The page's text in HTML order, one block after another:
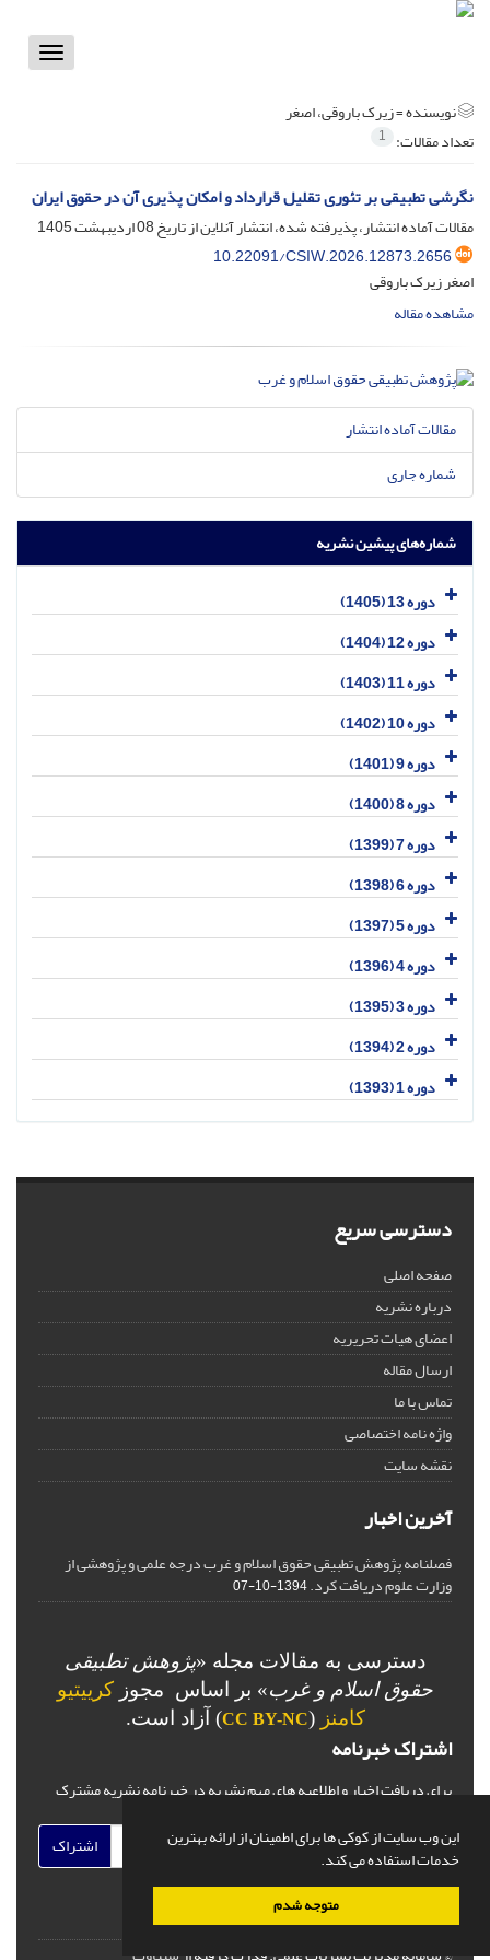
این وب سایت از کوکی ها برای اطمینان از ارائه بهترین
خدمات استفاده می کند.
متوجه شدم
Toggle
نویسنده =زیرک باروقی، اصغر
تعداد مقالات: 1
نگرشی تطبیقی بر تئوری تقلیل قرارداد و امکان پذیری آن در حقوق ایران
مقالات آماده انتشار، پذیرفته شده، انتشار آنلاین از تاریخ08 اردیبهشت 1405
10.22091/CSIW.2026.12873.2656
اصغر زیرک باروقی
مشاهده مقاله
مقالات آماده انتشار
شماره جاری
شماره‌های پیشین نشریه
دوره 13 (1405)
دوره 12 (1404)
دوره 11 (1403)
دوره 10 (1402)
دوره 9 (1401)
دوره 8 (1400)
دوره 7 (1399)
دوره 6 (1398)
دوره 5 (1397)
دوره 4 (1396)
دوره 3 (1395)
دوره 2 (1394)
دوره 1 (1393)
دسترسی سریع
صفحه اصلی
درباره نشریه
اعضای هیات تحریریه
ارسال مقاله
تماس با ما
واژه نامه اختصاصی
نقشه سایت
آخرین اخبار
فصلنامه پژوهش تطبیقی حقوق اسلام و غرب درجه علمی و پژوهشی از
وزارت علوم دریافت کرد.1394-10-07
دسترسی به مقالات مجله «پژوهش تطبیقی
حقوق اسلام و غرب» بر اساس مجوز کرییتیو
کامنز (
CC BY-NC) آزاد است.
اشتراک خبرنامه
برای دریافت اخبار و اطلاعیه های مهم نشریه در خبرنامه نشریه مشترک
اشتراک